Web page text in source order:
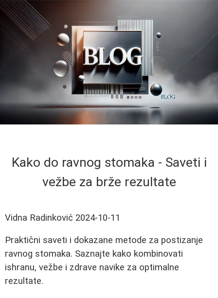
Kako do ravnog stomaka - Saveti i
vežbe za brže rezultate
Vidna Radinković 2024-10-11
Praktični saveti i dokazane metode za postizanje
ravnog stomaka. Saznajte kako kombinovati
ishranu, vežbe i zdrave navike za optimalne
rezultate.